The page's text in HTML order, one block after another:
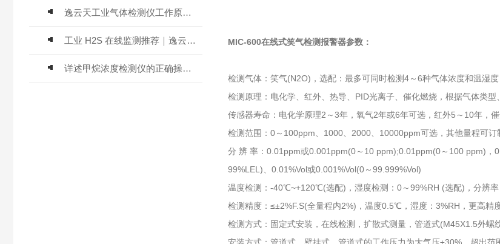
逸云天工业气体检测仪工作原理与选型标准详解
工业 H2S 在线监测推荐｜逸云天 MIC-600-H2S 固定式硫化氢检测仪评测
详述甲烷浓度检测仪的正确操作使用方法
MIC-600在线式笑气检测报警器参数：
检测气体：笑气(N2O)，选配：最多可同时检测4～6种气体浓度和温湿度
检测原理：电化学、红外、热导、PID光离子、催化燃烧，根据气体类
传感器寿命：电化学原理2～3年，氧气2年或6年可选，红外5～10年，
检测范围：0～100ppm、1000、2000、10000ppm可选，其他量程可订
分 辨 率：0.01ppm或0.001ppm(0～10 ppm);0.01ppm(0～100 ppm)
99%LEL)、0.01%Vol或0.001%Vol(0～99.999%Vol)
温度检测：-40℃~+120℃(选配)，湿度检测：0～99%RH (选配)，分辨
检测精度：≤±2%F.S(全量程内2%)，温度0.5℃，湿度：3%RH，更高精
检测方式：固定式安装，在线检测，扩散式测量，管道式(M45X1.5外螺